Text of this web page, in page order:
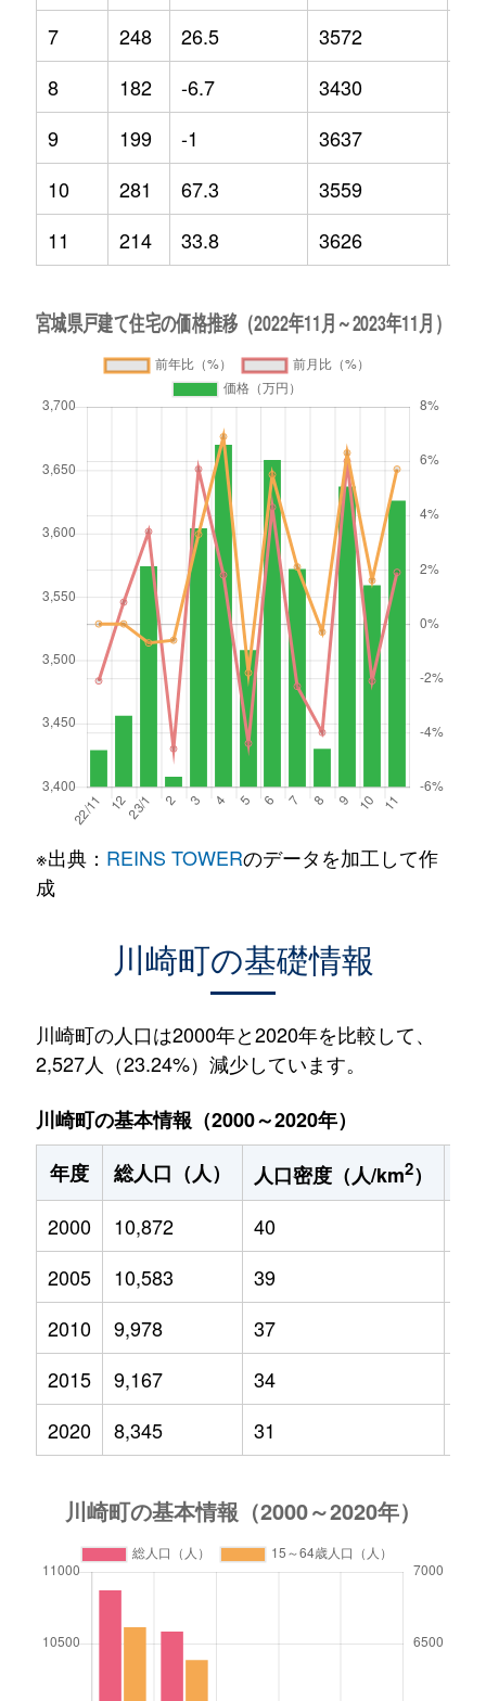
7
248 26.5 3572
8
182 -6.7 3430
9
199 -1 3637
10
281 67.3 3559
11
214 33.8 3626
※出典： REINS TOWERのデータを加工して作
成
川崎町の基礎情報
川崎町の人口は2000年と2020年を比較して、
2,527人（23.24%）減少しています。
川崎町の基本情報（2000～2020年）
年度
総人口（人） 人口密度（人/km2）
2000
10,872 40
2005
10,583 39
2010
9,978 37
2015
9,167 34
2020
8,345 31